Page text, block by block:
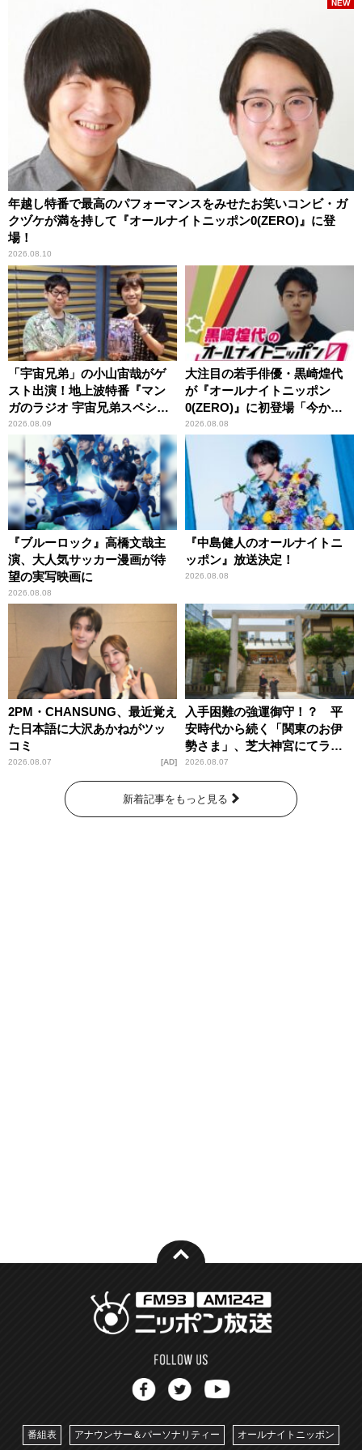
年越し特番で最高のパフォーマンスをみせたお笑いコンビ・ガ
クヅケが満を持して『オールナイトニッポン0(ZERO)』に登
場！
2026.08.10
NEW
「宇宙兄弟」の小山宙哉がゲ
スト出演！地上波特番『マン
ガのラジオ 宇宙兄弟スペシャ
ル 』
2026.08.09
大注目の若手俳優・黒崎煌代
が『オールナイトニッポン
0(ZERO)』に初登場「今から
とてもワクワクしておりま
す！」
2026.08.08
『ブルーロック』高橋文哉主
演、大人気サッカー漫画が待
望の実写映画に
2026.08.08
『中島健人のオールナイトニ
ッポン』放送決定！
2026.08.08
2PM・CHANSUNG、最近覚え
た日本語に大沢あかねがツッ
コミ
2026.08.07 AD
入手困難の強運御守！？ 平
安時代から続く「関東のお伊
勢さま」、芝大神宮にてラン
パンプスが合格祈願！
2026.08.07
新着記事をもっと見る
番組表 アナウンサー＆パーソナリティー オールナイトニッポン